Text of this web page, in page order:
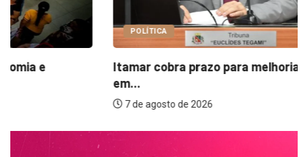
POLÍTICA
Itamar cobra prazo para melhorias estruturais